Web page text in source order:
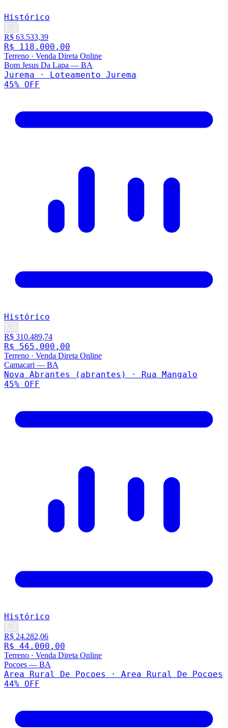
Histórico
♡
R$ 63.533,39
R$ 118.000,00
Terreno · Venda Direta Online
Bom Jesus Da Lapa — BA
Jurema · Loteamento Jurema
45% OFF
Histórico
♡
R$ 310.489,74
R$ 565.000,00
Terreno · Venda Direta Online
Camacari — BA
Nova Abrantes (abrantes) · Rua Mangalo
45% OFF
Histórico
♡
R$ 24.282,06
R$ 44.000,00
Terreno · Venda Direta Online
Pocoes — BA
Area Rural De Pocoes · Area Rural De Pocoes
44% OFF